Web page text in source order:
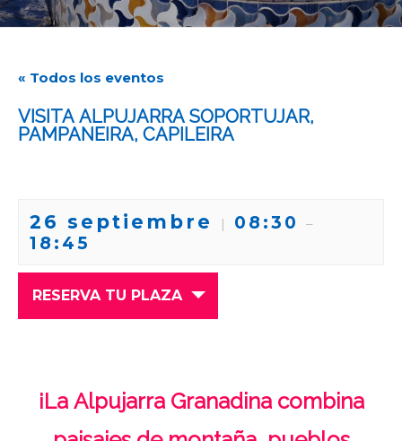
« Todos los eventos
VISITA ALPUJARRA SOPORTUJAR,
PAMPANEIRA, CAPILEIRA
26 septiembre | 08:30 –
18:45
RESERVA TU PLAZA
¡La Alpujarra Granadina combina